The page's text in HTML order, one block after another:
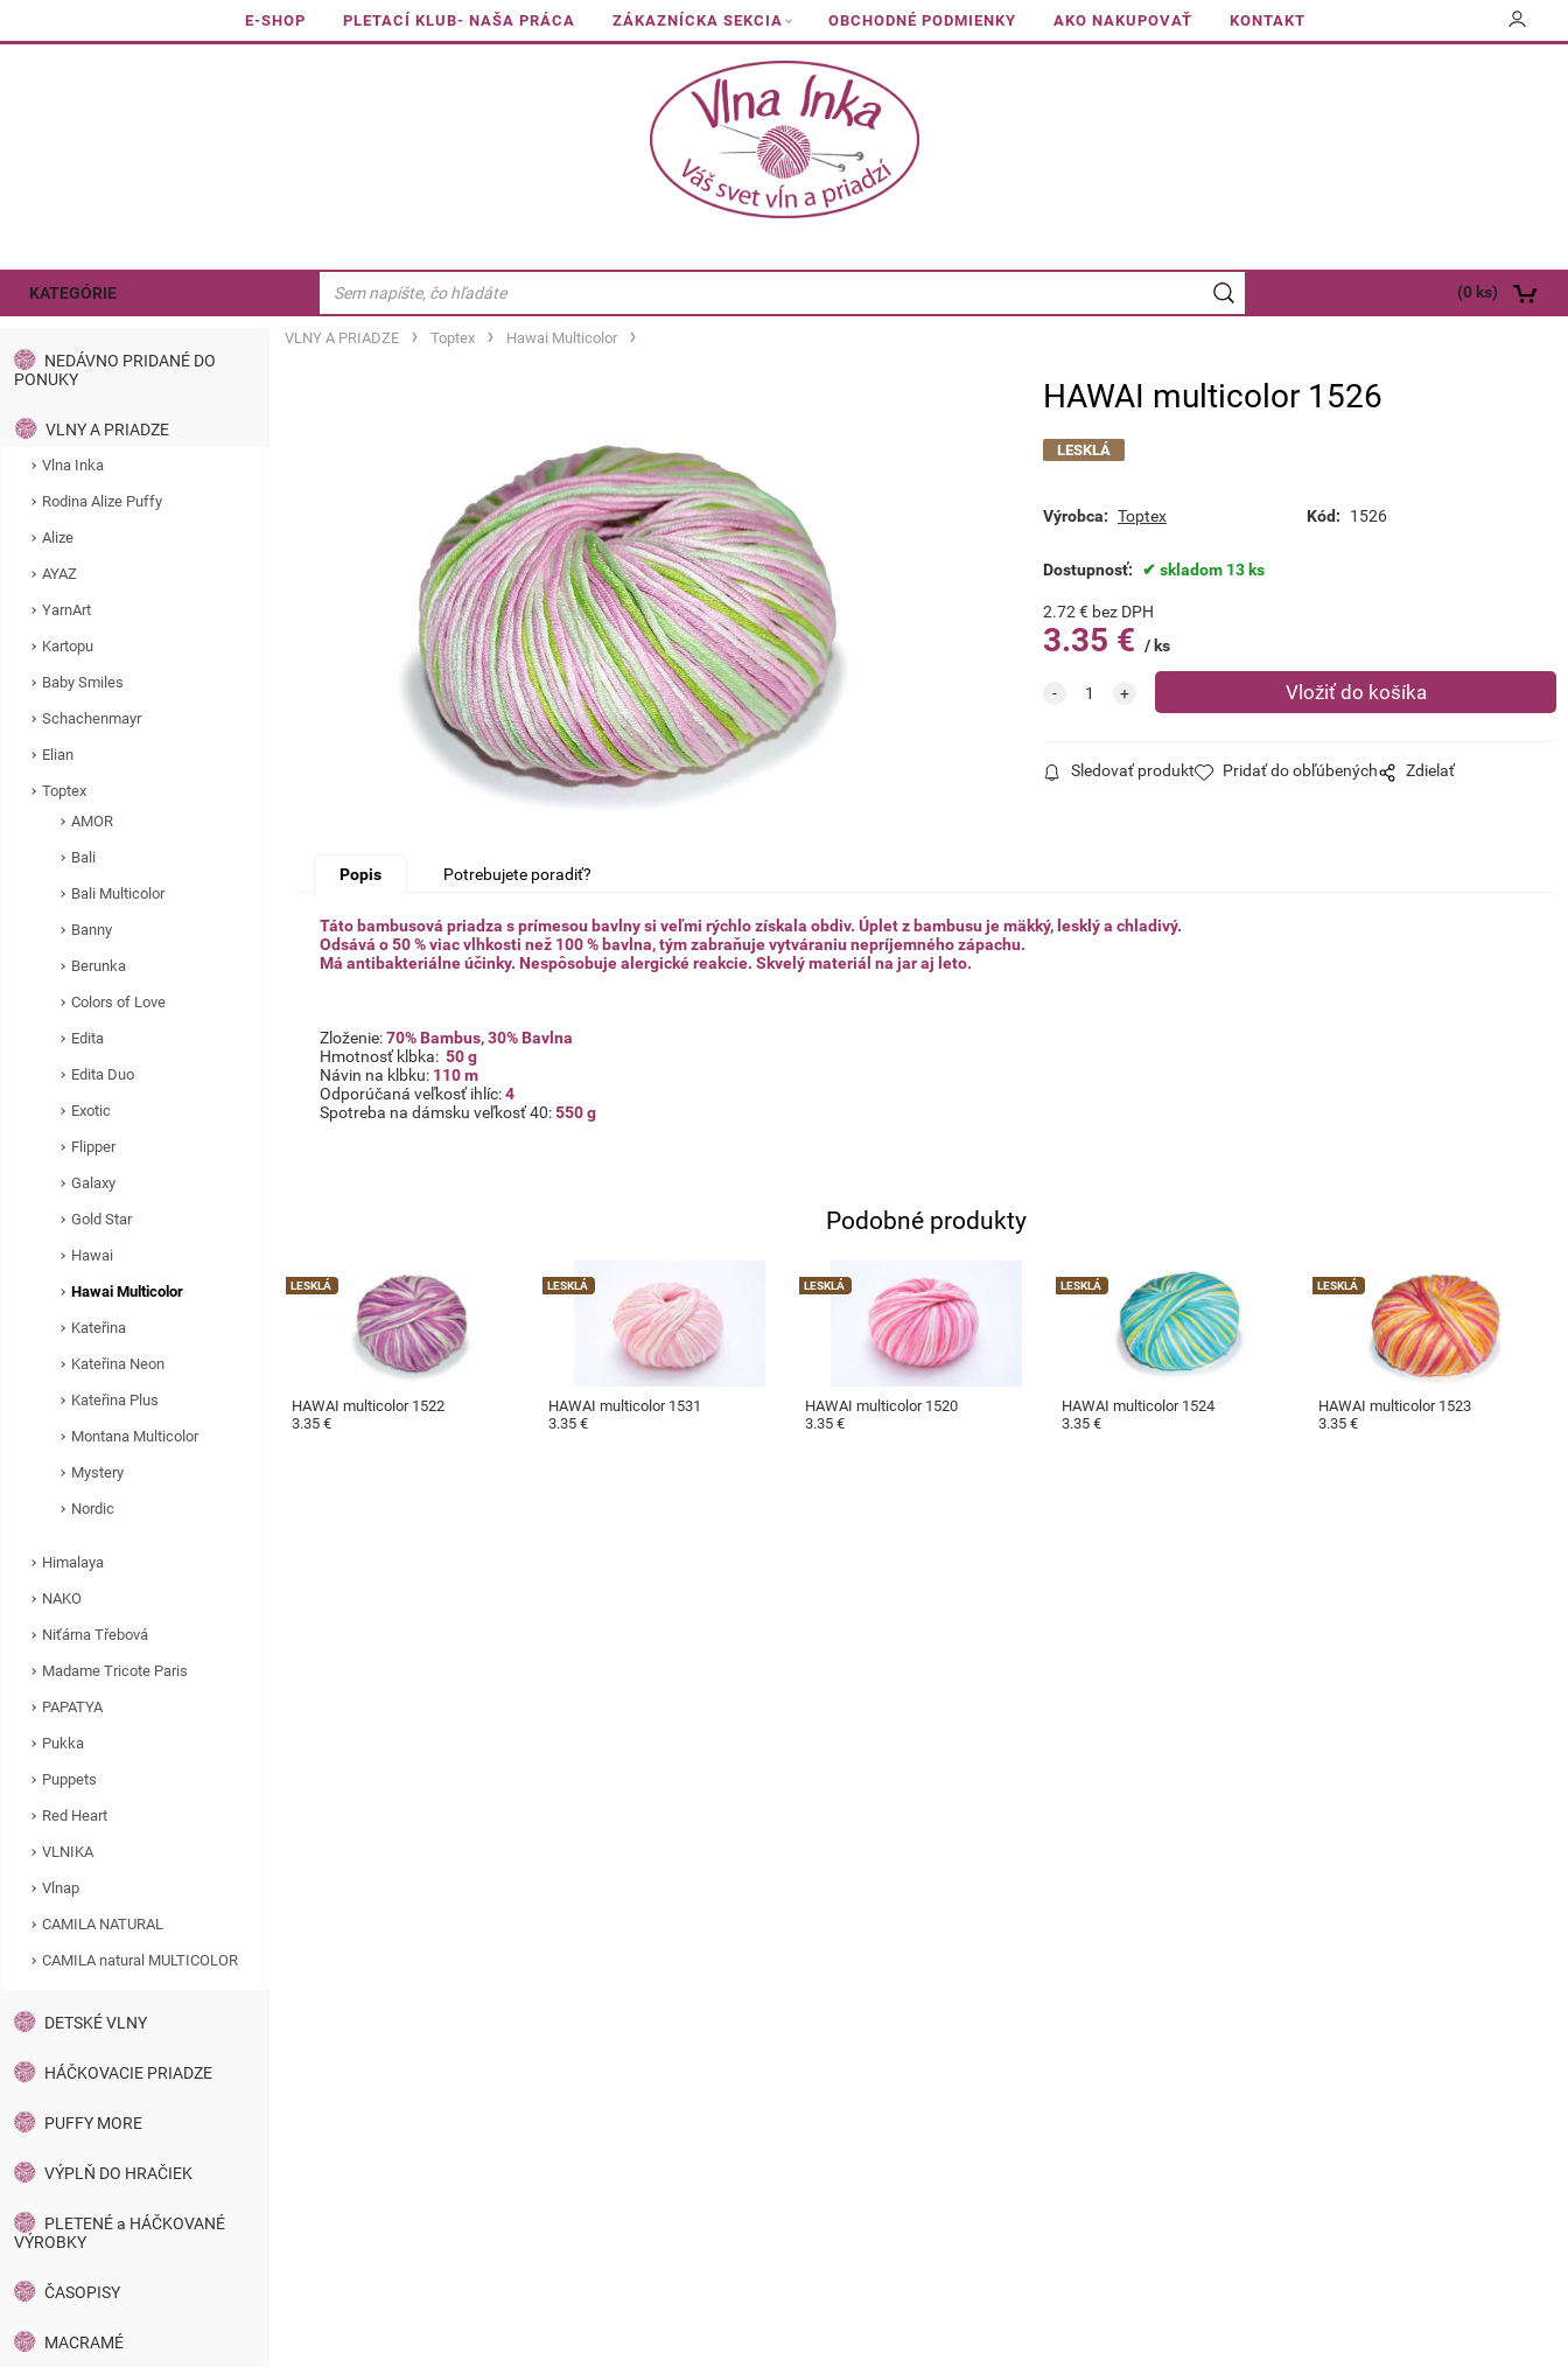
E-SHOP PLETACÍ KLUB- NAŠA PRÁCA ZÁKAZNÍCKA SEKCIA OBCHODNÉ PODMIENKY AKO NAKUPOVAŤ KONTAKT
KATEGÓRIE (0 ks)
NEDÁVNO PRIDANÉ DO
PONUKY
VLNY A PRIADZE
Vlna Inka
Rodina Alize Puffy
Alize
AYAZ
YarnArt
Kartopu
Baby Smiles
Schachenmayr
Elian
Toptex
AMOR
Bali
Bali Multicolor
Banny
Berunka
Colors of Love
Edita
Edita Duo
Exotic
Flipper
Galaxy
Gold Star
Hawai
Hawai Multicolor
Kateřina
Kateřina Neon
Kateřina Plus
Montana Multicolor
Mystery
Nordic
Himalaya
NAKO
Niťárna Třebová
Madame Tricote Paris
PAPATYA
Pukka
Puppets
Red Heart
VLNIKA
Vlnap
CAMILA NATURAL
CAMILA natural MULTICOLOR
DETSKÉ VLNY
HÁČKOVACIE PRIADZE
PUFFY MORE
VÝPLŇ DO HRAČIEK
PLETENÉ a HÁČKOVANÉ
VÝROBKY
ČASOPISY
MACRAMÉ
VLNY A PRIADZE Toptex Hawai Multicolor
HAWAI multicolor 1526
LESKLÁ
Výrobca: Toptex Kód: 1526
Dostupnosť: skladom 13 ks
2.72 € bez DPH
3.35 € ks
Sledovať produkt Pridať do obľúbených Zdielať
Popis Potrebujete poradiť?
Táto bambusová priadza s prímesou bavlny si veľmi rýchlo získala obdiv. Úplet z bambusu je mäkký, lesklý a chladivý.
Odsává o 50 % viac vlhkosti než 100 % bavlna, tým zabraňuje vytváraniu nepríjemného zápachu.
Má antibakteriálne účinky. Nespôsobuje alergické reakcie. Skvelý materiál na jar aj leto.
Zloženie:70% Bambus, 30% Bavlna
Hmotnosť klbka: 50 g
Návin na klbku: 110m
Odporúčaná veľkosť ihlíc:4
Spotreba na dámsku veľkosť 40:550 g
Podobné produkty
HAWAI multicolor 1522
LESKLÁ
3.35 €
HAWAI multicolor 1531
LESKLÁ
3.35 €
HAWAI multicolor 1520
LESKLÁ
3.35 €
HAWAI multicolor 1524
LESKLÁ
3.35 €
HAWAI multicolor 1523
LESKLÁ
3.35 €